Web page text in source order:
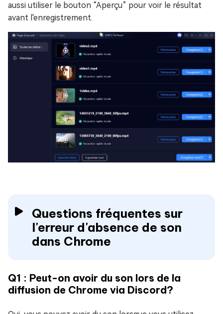
aussi utiliser le bouton “Aperçu” pour voir le résultat
avant l'enregistrement.
Questions fréquentes sur
l'erreur d'absence de son
dans Chrome
Q1 : Peut-on avoir du son lors de la
diffusion de Chrome via Discord?